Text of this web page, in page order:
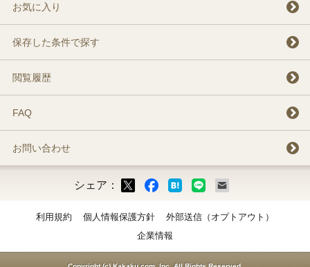
お気に入り
保存した条件で探す
閲覧履歴
FAQ
お問い合わせ
シェア：
利用規約 個人情報保護方針
外部送信（オプトアウト）
企業情報